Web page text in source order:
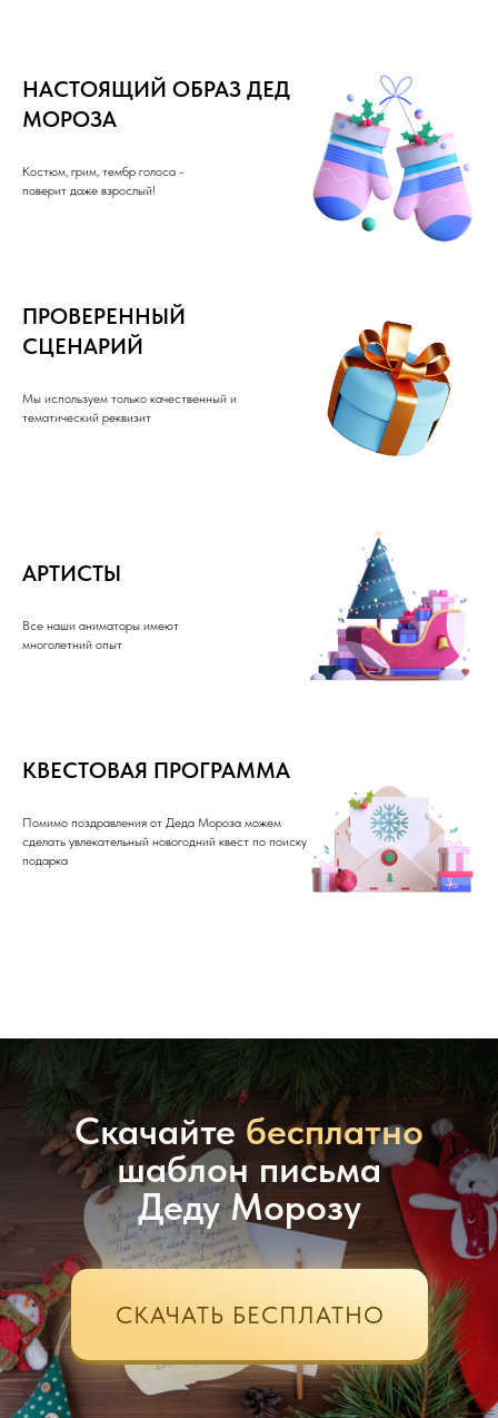
НАСТОЯЩИЙ ОБРАЗ ДЕД
МОРОЗА
Костюм, грим, тембр голоса -
поверит даже взрослый!
ПРОВЕРЕННЫЙ
СЦЕНАРИЙ
Мы используем только качественный и
тематический реквизит
АРТИСТЫ
Все наши аниматоры имеют
многолетний опыт
КВЕСТОВАЯ ПРОГРАММА
Помимо поздравления от Деда Мороза можем
сделать увлекательный новогодний квест по поиску
подарка
Скачайте бесплатно
шаблон письма
Деду Морозу
СКАЧАТЬ БЕСПЛАТНО